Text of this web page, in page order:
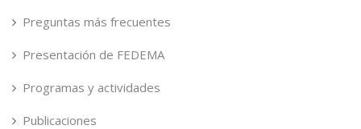
Preguntas más frecuentes
Presentación de FEDEMA
Programas y actividades
Publicaciones